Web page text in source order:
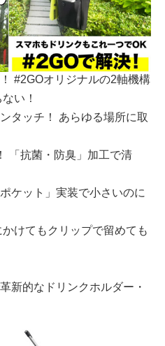
#2GOオリジナルの2軸機構
い！
タッチ！ あらゆる場所に取
「抗菌・防臭」加工で清
ケット」実装で小さいのに
けてもクリップで留めても
新的なドリンクホルダー・